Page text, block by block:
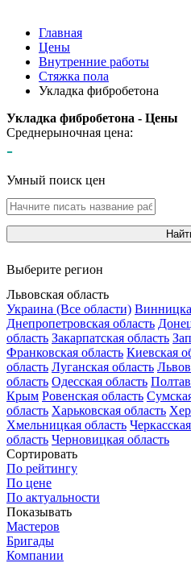
Главная
Цены
Внутренние работы
Стяжка пола
Укладка фибробетона
Укладка фибробетона - Цены
Среднерыночная цена:
-
Умный поиск цен
Выберите регион
Львовская область
Украина (Все области)
Днепропетровская область
область Закарпатская область
Франковская область Киевская
область Луганская область
область Одесская область
Крым Ровенская область
область Харьковская область
Хмельницкая область
область Черновицкая область
Сортировать
По рейтингу
По цене
По актуальности
Показывать
Мастеров
Бригады
Компании